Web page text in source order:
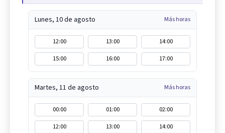
Lunes, 10 de agosto Más horas
12:00 13:00
14:00
15:00
16:00 17:00
Martes, 11 de agosto Más horas
00:00 01:00
02:00
12:00
13:00 14:00